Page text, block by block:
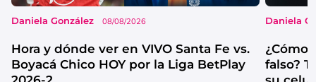
Daniela González 08/08/2026
Hora y dónde ver en VIVO Santa Fe vs.
Boyacá Chico HOY por la Liga BetPlay
Daniela
¿Cómo
falso?